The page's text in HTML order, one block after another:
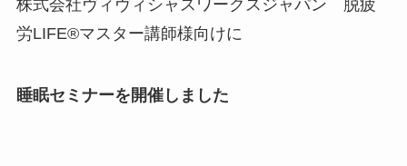
株式会社ヴィヴィシャスワークスジャパン 脱疲
労LIFE®マスター講師様向けに
睡眠セミナーを開催しました